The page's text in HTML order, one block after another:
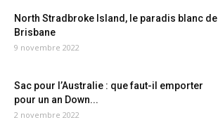
North Stradbroke Island, le paradis blanc de
Brisbane
9 novembre 2022
Sac pour l’Australie : que faut-il emporter
pour un an Down...
2 novembre 2022